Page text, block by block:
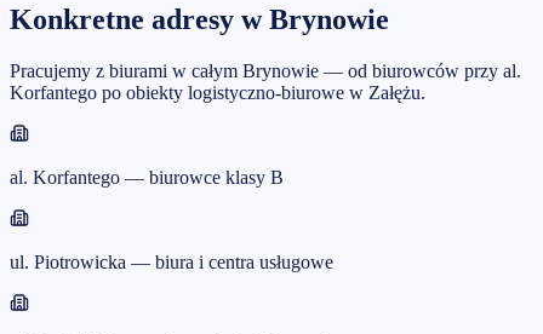
Konkretne adresy w Brynowie
Pracujemy z biurami w całym Brynowie — od biurowców przy al.
Korfantego po obiekty logistyczno-biurowe w Załężu.
al. Korfantego — biurowce klasy B
ul. Piotrowicka — biura i centra usługowe